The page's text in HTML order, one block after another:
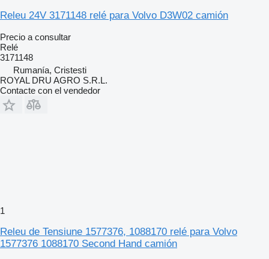
Releu 24V 3171148 relé para Volvo D3W02 camión
Precio a consultar
Relé
3171148
Rumanía, Cristesti
ROYAL DRU AGRO S.R.L.
Contacte con el vendedor
1
Releu de Tensiune 1577376, 1088170 relé para Volvo
1577376 1088170 Second Hand camión